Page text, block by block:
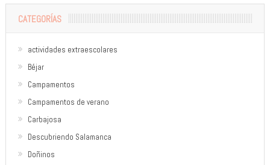
CATEGORÍAS
actividades extraescolares
Béjar
Campamentos
Campamentos de verano
Carbajosa
Descubriendo Salamanca
Doñinos